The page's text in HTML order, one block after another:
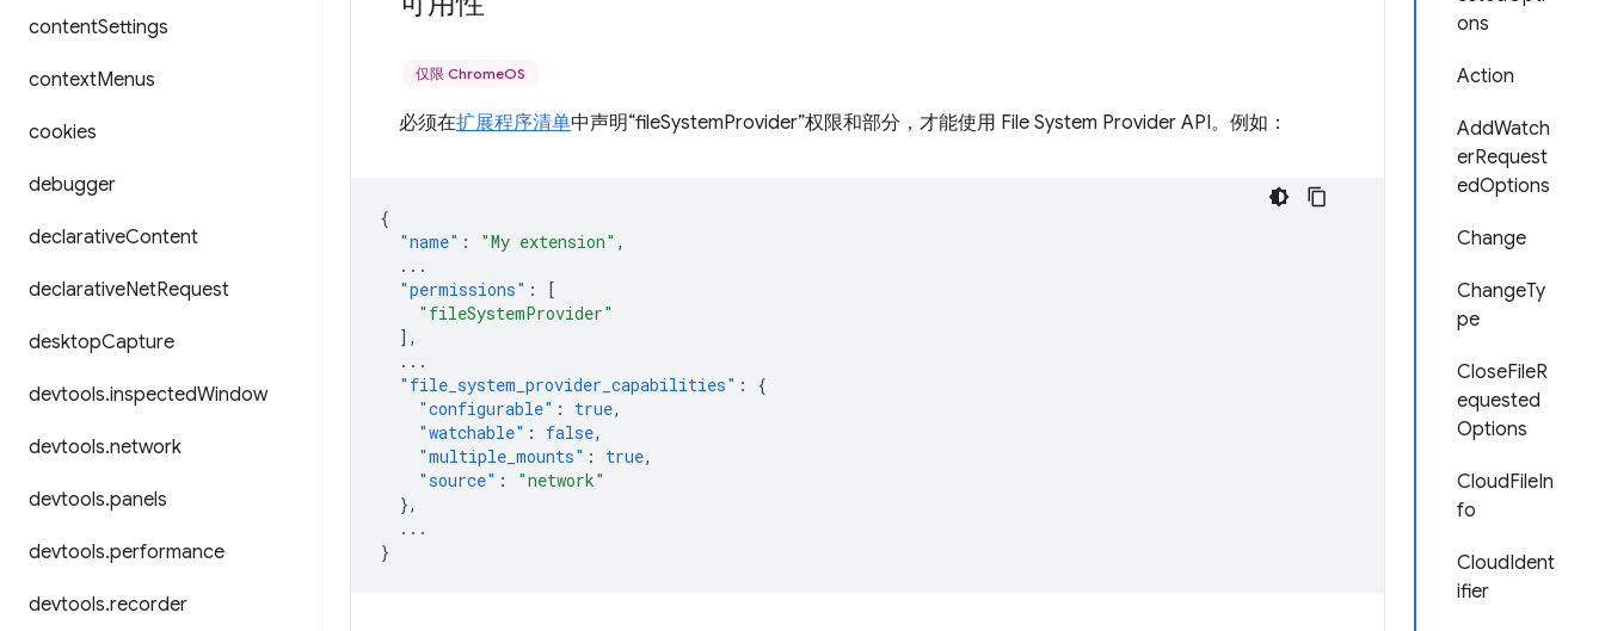
contentSettings
contextMenus
cookies
debugger
declarativeContent
declarativeNetRequest
desktopCapture
devtools.inspectedWindow
devtools.network
devtools.panels
devtools.performance
devtools.recorder
ons
Action
AddWatch
erRequest
edOptions
Change
ChangeTy
pe
CloseFileR
equested
Options
CloudFileIn
fo
CloudIdent
ifier
仅限 ChromeOS
必须在扩展程序清单中声明“fileSystemProvider”权限和部分，才能使用 File System Provider API。例如：
{
"name" : "My extension" ,
...
"permissions" :
[
"fileSystemProvider"
],
...
"file_system_provider_capabilities" :
{
"configurable" : true,
"watchable" : false,
"multiple_mounts" : true,
"source" :
"network"
},
...
}